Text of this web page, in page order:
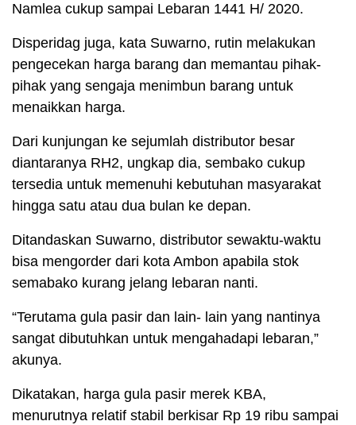
Namlea cukup sampai Lebaran 1441 H/ 2020.
Disperidag juga, kata Suwarno, rutin melakukan
pengecekan harga barang dan memantau pihak-
pihak yang sengaja menimbun barang untuk
menaikkan harga.
Dari kunjungan ke sejumlah distributor besar
diantaranya RH2, ungkap dia, sembako cukup
tersedia untuk memenuhi kebutuhan masyarakat
hingga satu atau dua bulan ke depan.
Ditandaskan Suwarno, distributor sewaktu-waktu
bisa mengorder dari kota Ambon apabila stok
semabako kurang jelang lebaran nanti.
“Terutama gula pasir dan lain- lain yang nantinya
sangat dibutuhkan untuk mengahadapi lebaran,”
akunya.
Dikatakan, harga gula pasir merek KBA,
menurutnya relatif stabil berkisar Rp 19 ribu sampai